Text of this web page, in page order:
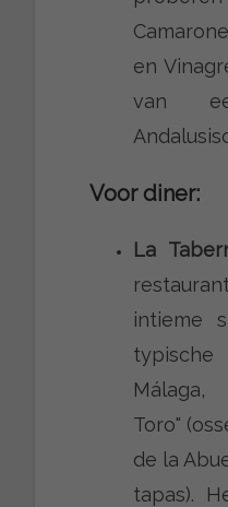
en
van
Voor diner:
La
intieme
Toro"
de la
tapas).